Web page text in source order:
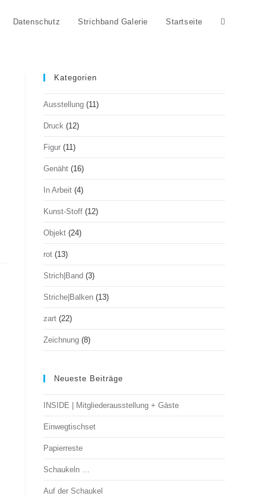
Datenschutz Strichband Galerie Startseite
Kategorien
Ausstellung (11)
Druck (12)
Figur (11)
Genäht (16)
In Arbeit (4)
Kunst-Stoff (12)
Objekt (24)
rot (13)
Strich|Band (3)
Striche|Balken (13)
zart (22)
Zeichnung (8)
Neueste Beiträge
INSIDE | Mitgliederausstellung + Gäste
Einwegtischset
Papierreste
Schaukeln …
Auf der Schaukel